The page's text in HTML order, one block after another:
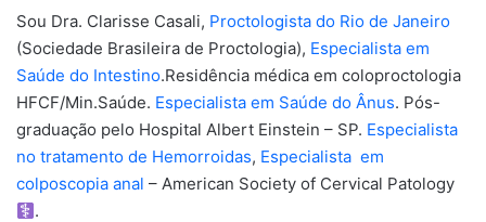
Sou Dra. Clarisse Casali, Proctologista do Rio de Janeiro
(Sociedade Brasileira de Proctologia), Especialista em
Saúde do Intestino.Residência médica em coloproctologia
HFCF/Min.Saúde. Especialista em Saúde do Ânus. Pós-
graduação pelo Hospital Albert Einstein – SP. Especialista
no tratamento de Hemorroidas, Especialista em
colposcopia anal – American Society of Cervical Patology
.